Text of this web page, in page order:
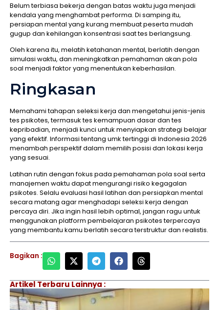
Belum terbiasa bekerja dengan batas waktu juga menjadi
kendala yang menghambat performa. Di samping itu,
persiapan mental yang kurang membuat peserta mudah
gugup dan kehilangan konsentrasi saat tes berlangsung.
Oleh karena itu, melatih ketahanan mental, berlatih dengan
simulasi waktu, dan meningkatkan pemahaman akan pola
soal menjadi faktor yang menentukan keberhasilan.
Ringkasan
Memahami tahapan seleksi kerja dan mengetahui jenis-jenis
tes psikotes, termasuk tes kemampuan dasar dan tes
kepribadian, menjadi kunci untuk menyiapkan strategi belajar
yang efektif. Informasi tentang umk tertinggi di Indonesia 2026
menambah perspektif dalam memilih posisi dan lokasi kerja
yang sesuai.
Latihan rutin dengan fokus pada pemahaman pola soal serta
manajemen waktu dapat mengurangi risiko kegagalan
psikotes. Selalu evaluasi hasil latihan dan persiapkan mental
secara matang agar menghadapi seleksi kerja dengan
percaya diri. Jika ingin hasil lebih optimal, jangan ragu untuk
menggunakan platform pembelajaran psikotes terpercaya
yang membantu kamu berlatih secara terstruktur dan realistis.
Bagikan :
Artikel Terbaru Lainnya :